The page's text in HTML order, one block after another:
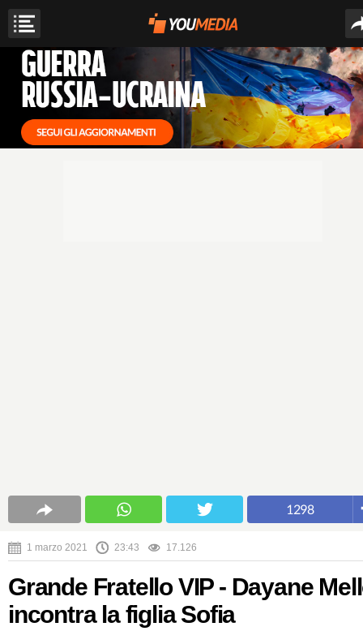
1298
1 marzo 2021 23:43 17.126
Grande Fratello VIP - Dayane
incontra la figlia Sofia